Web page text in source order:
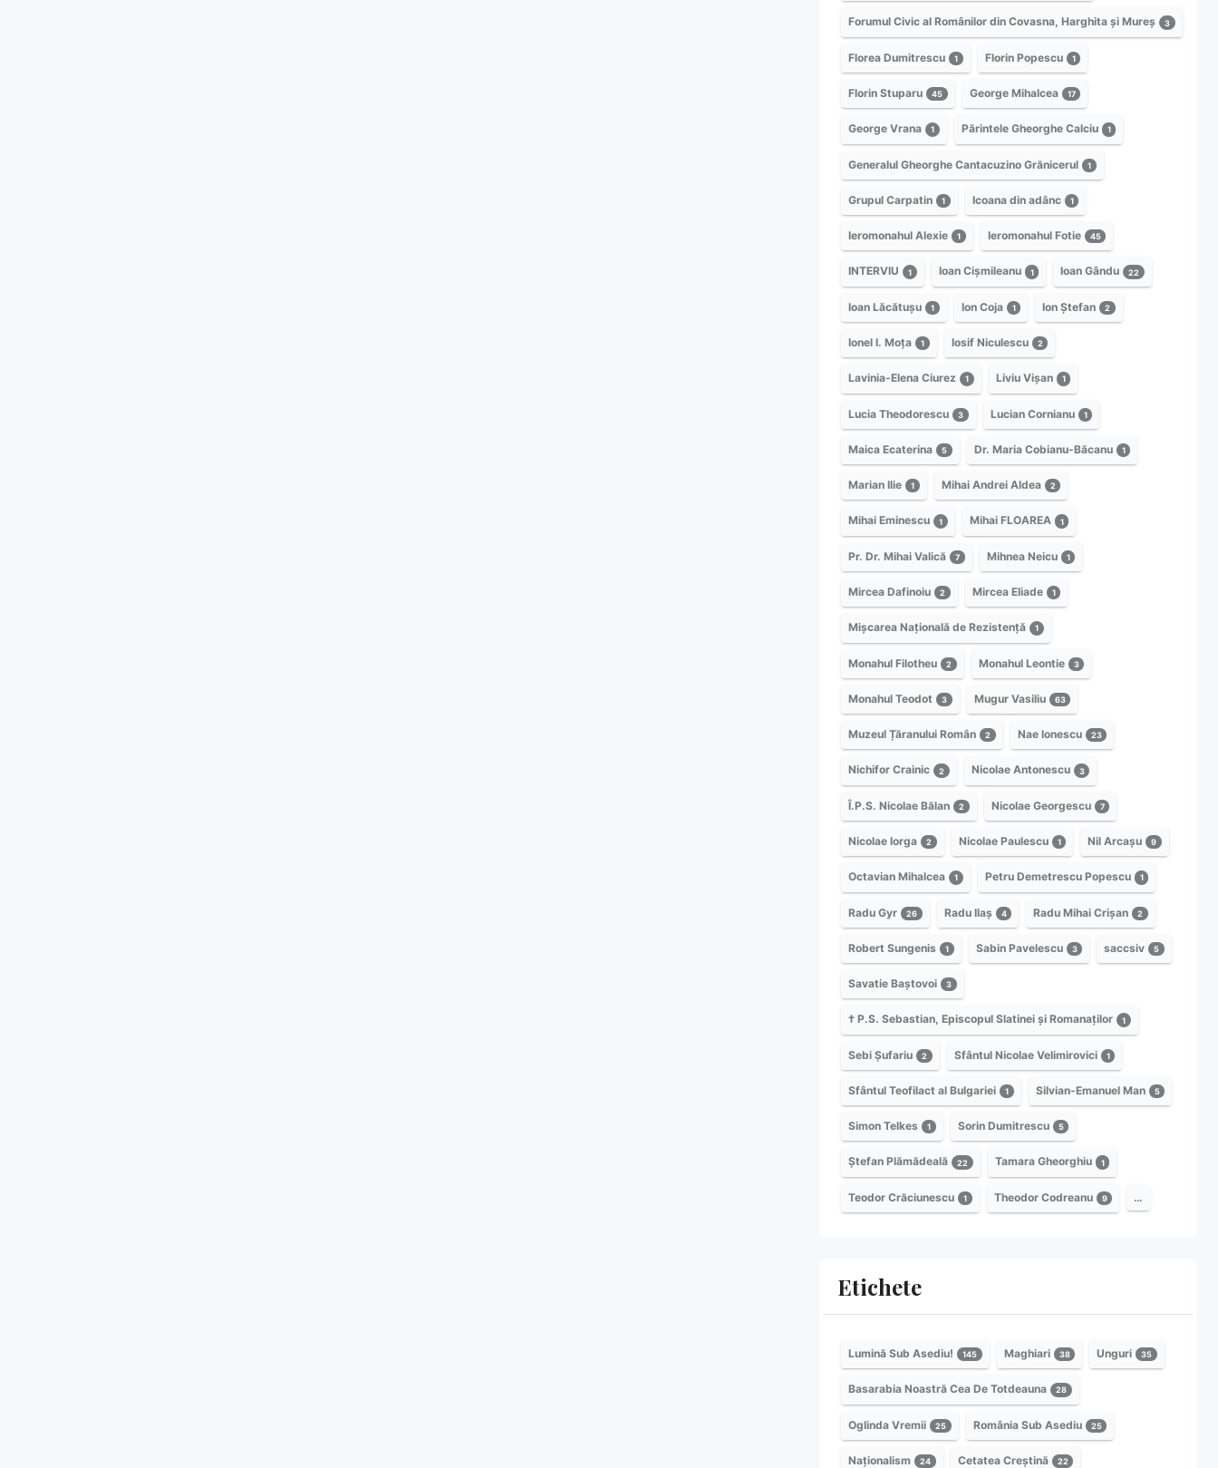
Forumul Civic al Românilor din Covasna, Harghita și Mureș 3
Florea Dumitrescu 1 Florin Popescu 1
Florin Stuparu 45 George Mihalcea 17
George Vrana 1 Părintele Gheorghe Calciu 1
Generalul Gheorghe Cantacuzino Grănicerul 1
Grupul Carpatin 1 Icoana din adânc 1
Ieromonahul Alexie 1 Ieromonahul Fotie 45
INTERVIU 1 Ioan Cișmileanu 1 Ioan Gându 22
Ioan Lăcătușu 1 Ion Coja 1 Ion Ștefan 2
Ionel I. Moța 1 Iosif Niculescu 2
Lavinia-Elena Ciurez 1 Liviu Vișan 1
Lucia Theodorescu 3 Lucian Cornianu 1
Maica Ecaterina 5 Dr. Maria Cobianu-Băcanu 1
Marian Ilie 1 Mihai Andrei Aldea 2
Mihai Eminescu 1 Mihai FLOAREA 1
Pr. Dr. Mihai Valică 7 Mihnea Neicu 1
Mircea Dafinoiu 2 Mircea Eliade 1
Mișcarea Națională de Rezistență 1
Monahul Filotheu 2 Monahul Leontie 3
Monahul Teodot 3 Mugur Vasiliu 63
Muzeul Țăranului Român 2 Nae Ionescu 23
Nichifor Crainic 2 Nicolae Antonescu 3
Î.P.S. Nicolae Bălan 2 Nicolae Georgescu 7
Nicolae Iorga 2 Nicolae Paulescu 1 Nil Arcașu 9
Octavian Mihalcea 1 Petru Demetrescu Popescu 1
Radu Gyr 26 Radu Ilaș 4 Radu Mihai Crișan 2
Robert Sungenis 1 Sabin Pavelescu 3 saccsiv 5
Savatie Baștovoi 3
† P.S. Sebastian, Episcopul Slatinei și Romanaților 1
Sebi Șufariu 2 Sfântul Nicolae Velimirovici 1
Sfântul Teofilact al Bulgariei 1 Silvian-Emanuel Man 5
Simon Telkes 1 Sorin Dumitrescu 5
Ștefan Plămădeală 22 Tamara Gheorghiu 1
Teodor Crăciunescu 1 Theodor Codreanu 9 …
Etichete
Lumină Sub Asediu! 145 Maghiari 38 Unguri 35
Basarabia Noastră Cea De Totdeauna 28
Oglinda Vremii 25 România Sub Asediu 25
Naționalism 24 Cetatea Creștină 22